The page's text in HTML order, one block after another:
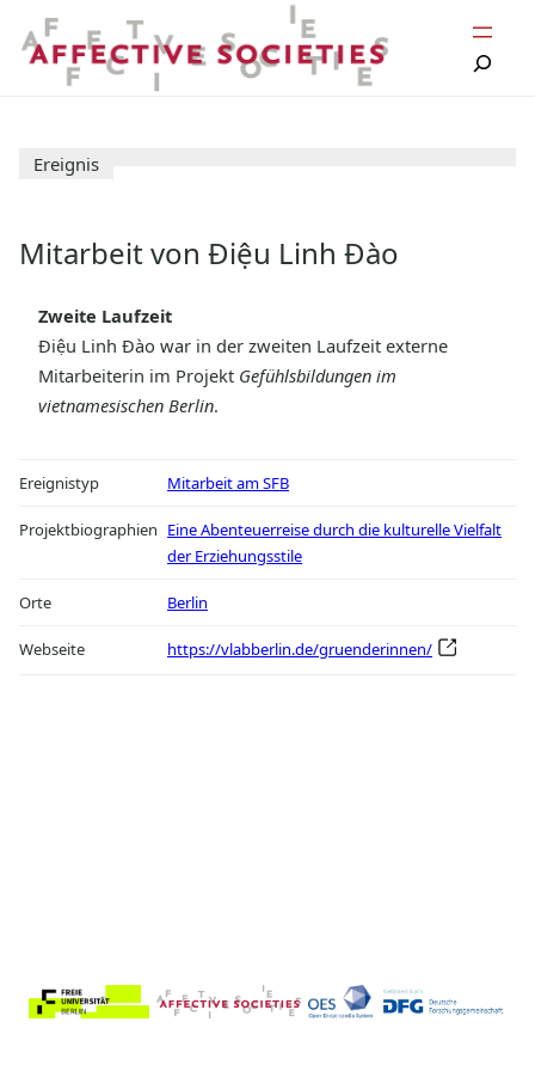
Inhalt
springen
Ereignis
Mitarbeit von Điệu Linh Đào
Zweite Laufzeit
Điệu Linh Đào war in der zweiten Laufzeit externe
Mitarbeiterin im Projekt Gefühlsbildungen im
vietnamesischen Berlin.
Ereignistyp Mitarbeit am SFB
Projektbiographien Eine Abenteuerreise durch die kulturelle Vielfalt
der Erziehungsstile
Orte Berlin
Webseite https://vlabberlin.de/gruenderinnen/